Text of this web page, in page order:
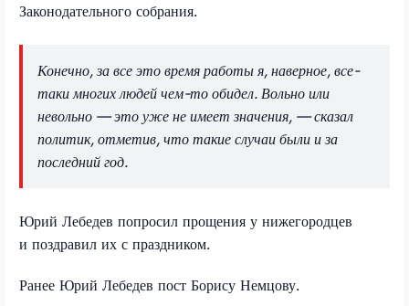
Законодательного собрания.
Конечно, за все это время работы я, наверное, все-
таки многих людей чем-то обидел. Вольно или
невольно — это уже не имеет значения, — сказал
политик, отметив, что такие случаи были и за
последний год.
Юрий Лебедев попросил прощения у нижегородцев
и поздравил их с праздником.
Ранее Юрий Лебедев пост Борису Немцову.